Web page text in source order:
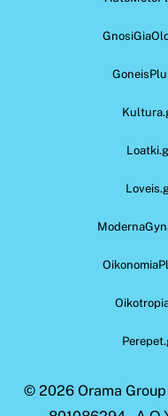
© 2026 Orama Group